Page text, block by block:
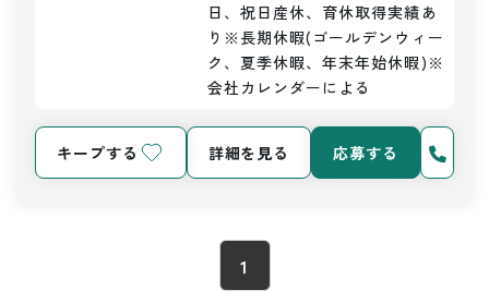
日、祝日産休、育休取得実績あ
り※長期休暇(ゴールデンウィー
ク、夏季休暇、年末年始休暇)※
会社カレンダーによる
キープする 詳細を見る 応募する
1